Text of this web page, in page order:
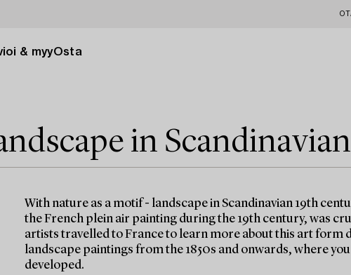
& myyOsta
in
With nature as a motif - landscape in Scandinavian 19th
the French plein air painting during the 19th century, was
artists travelled to France to learn more about this art form
landscape paintings from the 1850s and onwards, where
developed.